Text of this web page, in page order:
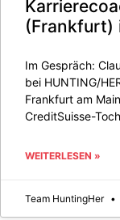
(Frankfurt)
Im Gespräch:
bei HUNTING/
Frankfurt am
CreditSuisse-
WEITERLESEN »
Team HuntingHer